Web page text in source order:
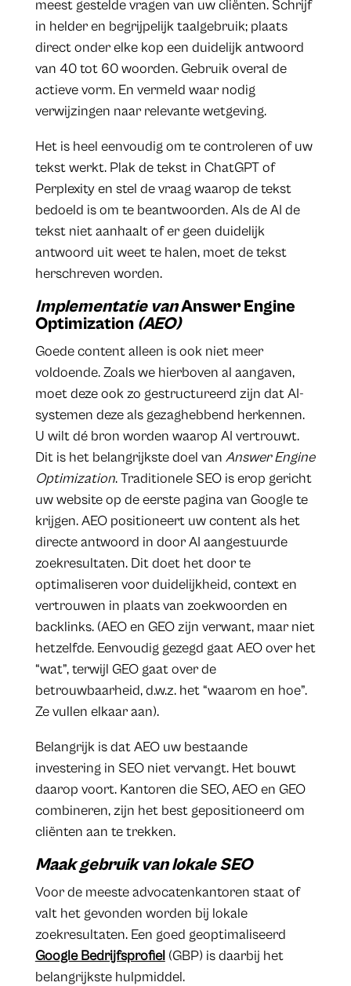
meest gestelde vragen van uw cliënten. Schrijf
in helder en begrijpelijk taalgebruik; plaats
direct onder elke kop een duidelijk antwoord
van 40 tot 60 woorden. Gebruik overal de
actieve vorm. En vermeld waar nodig
verwijzingen naar relevante wetgeving.
Het is heel eenvoudig om te controleren of uw
tekst werkt. Plak de tekst in ChatGPT of
Perplexity en stel de vraag waarop de tekst
bedoeld is om te beantwoorden. Als de AI de
tekst niet aanhaalt of er geen duidelijk
antwoord uit weet te halen, moet de tekst
herschreven worden.
Implementatie vanAnswer Engine
Optimization(AEO)
Goede content alleen is ook niet meer
voldoende. Zoals we hierboven al aangaven,
moet deze ook zo gestructureerd zijn dat AI-
systemen deze als gezaghebbend herkennen.
U wilt dé bron worden waarop AI vertrouwt.
Dit is het belangrijkste doel van Answer Engine
Optimization. Traditionele SEO is erop gericht
uw website op de eerste pagina van Google te
krijgen. AEO positioneert uw content als het
directe antwoord in door AI aangestuurde
zoekresultaten. Dit doet het door te
optimaliseren voor duidelijkheid, context en
vertrouwen in plaats van zoekwoorden en
backlinks. (AEO en GEO zijn verwant, maar niet
hetzelfde. Eenvoudig gezegd gaat AEO over het
“wat”, terwijl GEO gaat over de
betrouwbaarheid, d.w.z. het “waarom en hoe”.
Ze vullen elkaar aan).
Belangrijk is dat AEO uw bestaande
investering in SEO niet vervangt. Het bouwt
daarop voort. Kantoren die SEO, AEO en GEO
combineren, zijn het best gepositioneerd om
cliënten aan te trekken.
Maak gebruik van lokale SEO
Voor de meeste advocatenkantoren staat of
valt het gevonden worden bij lokale
zoekresultaten. Een goed geoptimaliseerd
Google Bedrijfsprofiel (GBP) is daarbij het
belangrijkste hulpmiddel.